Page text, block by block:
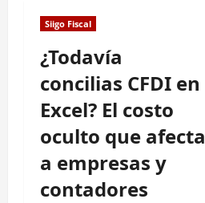
Siigo Fiscal
¿Todavía
concilias CFDI en
Excel? El costo
oculto que afecta
a empresas y
contadores